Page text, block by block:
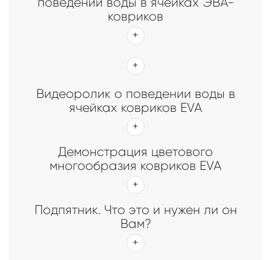
ковриков
Видеоролик о поведении воды в
ячейках ковриков EVA
Демонстрация цветового
многообразия ковриков EVA
Подпятник. Что это и нужен ли он
Вам?